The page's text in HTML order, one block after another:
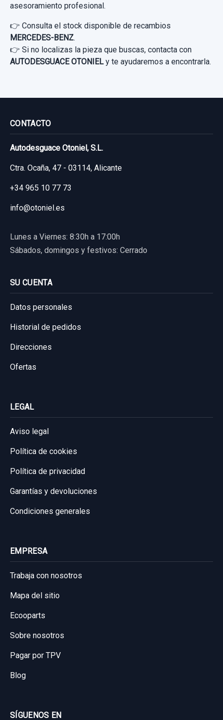
ELEVALUNAS TRASERO DERECHO 2117300246
ELECTRICO CONFORT
ELEVALUNAS TRASERO DERECHO... usado.
BERLINA E 320 CDI...
Garantía 1 año
819370 OEM:
10,74 €
Consultar por whatsapp
ELEVALUNAS TRASERO IZQUIERDO
2117300146 ELECTRICO CONFORT
ELEVALUNAS TRASERO IZQUIERDO...
usado.
BERLINA E 320 CDI...
Garantía 1 año
9,91 €
Sin IVA, gastos de envío no incluidos.
A0365451532... usado.
MERCEDES-BENZ CLASE E (W211)
BERLINA E 320 CDI...
Garantía 1 año
Sin IVA, gastos de envío no incluidos.
asesoramiento profesional.
👉 Consulta el stock disponible de recambios
MERCEDES-BENZ.
👉 Si no localizas la pieza que buscas, contacta con
AUTODESGUACE OTONIELy te ayudaremos a encontrarla.
CONTACTO
Autodesguace Otoniel, S.L.
Ctra. Ocaña, 47 - 03114, Alicante
+34 965 10 77 73
info@otoniel.es
Lunes a Viernes: 8:30h a 17:00h
Sábados, domingos y festivos: Cerrado
SU CUENTA
Datos personales
Historial de pedidos
Direcciones
Ofertas
LEGAL
Aviso legal
Política de cookies
Política de privacidad
Garantías y devoluciones
Condiciones generales
EMPRESA
Trabaja con nosotros
Mapa del sitio
Ecooparts
Sobre nosotros
Pagar por TPV
Blog
SÍGUENOS EN